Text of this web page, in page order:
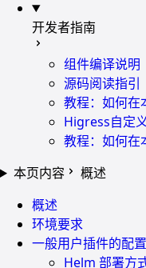
开发者指南
组件编译说明
源码阅读指引
教程：如何在
Higress自定
教程：如何
本页内容
概述
概述
环境要求
一般用户插件的配
Helm 部署方